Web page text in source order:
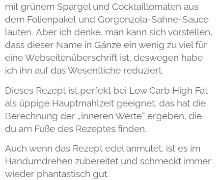
mit grünem Spargel und Cocktailtomaten aus
dem Folienpaket und Gorgonzola-Sahne-Sauce
lauten. Aber ich denke, man kann sich vorstellen,
dass dieser Name in Gänze ein wenig zu viel für
eine Webseitenüberschrift ist, deswegen habe
ich ihn auf das Wesentliche reduziert.
Dieses Rezept ist perfekt bei Low Carb High Fat
als üppige Hauptmahlzeit geeignet, das hat die
Berechnung der „inneren Werte“ ergeben, die
du am Fuße des Rezeptes finden.
Auch wenn das Rezept edel anmutet, ist es im
Handumdrehen zubereitet und schmeckt immer
wieder phantastisch gut.